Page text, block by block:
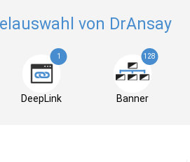
von DrAnsay
1
DeepLink
128
Banner